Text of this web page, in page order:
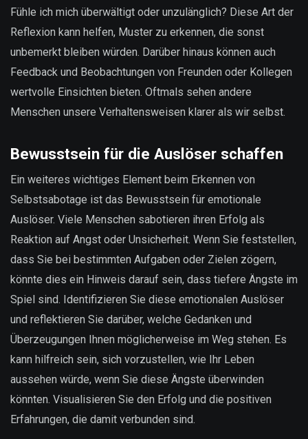
Fühle ich mich überwältigt oder unzulänglich? Diese Art der
Reflexion kann helfen, Muster zu erkennen, die sonst
unbemerkt bleiben würden. Darüber hinaus können auch
Feedback und Beobachtungen von Freunden oder Kollegen
wertvolle Einsichten bieten. Oftmals sehen andere
Menschen unsere Verhaltensweisen klarer als wir selbst.
Bewusstsein für die Auslöser schaffen
Ein weiteres wichtiges Element beim Erkennen von
Selbstsabotage ist das Bewusstsein für emotionale
Auslöser. Viele Menschen sabotieren ihren Erfolg als
Reaktion auf Angst oder Unsicherheit. Wenn Sie feststellen,
dass Sie bei bestimmten Aufgaben oder Zielen zögern,
könnte dies ein Hinweis darauf sein, dass tiefere Ängste im
Spiel sind. Identifizieren Sie diese emotionalen Auslöser
und reflektieren Sie darüber, welche Gedanken und
Überzeugungen Ihnen möglicherweise im Weg stehen. Es
kann hilfreich sein, sich vorzustellen, wie Ihr Leben
aussehen würde, wenn Sie diese Ängste überwinden
könnten. Visualisieren Sie den Erfolg und die positiven
Erfahrungen, die damit verbunden sind.